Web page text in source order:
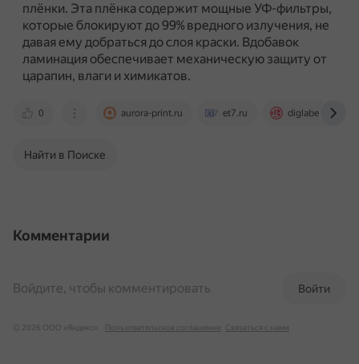
плёнки. Эта плёнка содержит мощные УФ-фильтры,
которые блокируют до 99% вредного излучения, не
давая ему добраться до слоя краски. Вдобавок
ламинация обеспечивает механическую защиту от
царапин, влаги и химикатов.
0 aurora-print.ru et7.ru diglabel.ru
Найти в Поиске
Комментарии
Войти
Войдите, чтобы комментировать
© 2026 ООО «Яндекс» Пользовательское соглашение Связаться с нами